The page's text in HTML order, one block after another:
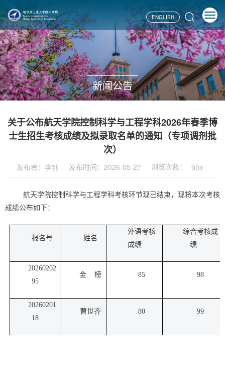
ENGLISH
新闻公告
关于公布航天学院控制科学与工程学科2026年春季博
士生招生考核成绩及拟录取名单的通知（专项调剂批
次）
发布者：李钊 发布时间：2026-05-27 浏览次数： 904
航天学院控制科学与工程学科考核环节现已结束，现将本次考核
成绩公布如下：
报名号 姓名
外语考核
成绩
综合考核成
绩
20260202
95
金 榜 85 98
20260201
18
曹世齐 80 99